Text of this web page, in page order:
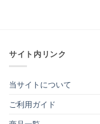
サイト内リンク
当サイトについて
ご利用ガイド